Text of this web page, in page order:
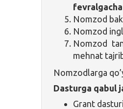
fevralgacha
Nomzod
Nomzod
Nomzod
mehnat
Nomzodlarga
Dasturga qabul
Grant